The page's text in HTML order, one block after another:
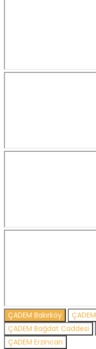
ÇADEM Bakırköy
ÇADEM Bağdat Caddesi
ÇADEM Erzincan